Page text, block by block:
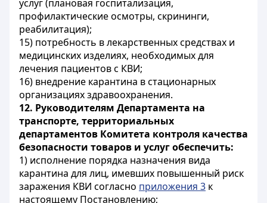
услуг (плановая госпитализация,
профилактические осмотры, скрининги,
реабилитация);
15) потребность в лекарственных средствах и
медицинских изделиях, необходимых для
лечения пациентов с КВИ;
16) внедрение карантина в стационарных
организациях здравоохранения.
12. Руководителям Департамента на
транспорте, территориальных
департаментов Комитета контроля качества
безопасности товаров и услуг обеспечить:
1) исполнение порядка назначения вида
карантина для лиц, имевших повышенный риск
заражения КВИ согласно приложения 3 к
настоящему Постановлению;